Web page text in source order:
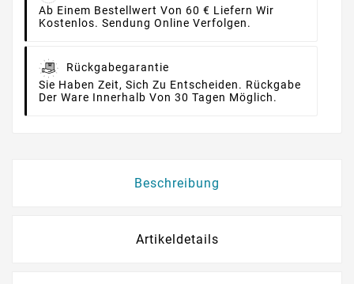
Ab Einem Bestellwert Von 60 € Liefern Wir
Kostenlos. Sendung Online Verfolgen.
Rückgabegarantie
Sie Haben Zeit, Sich Zu Entscheiden. Rückgabe
Der Ware Innerhalb Von 30 Tagen Möglich.
Beschreibung
Artikeldetails